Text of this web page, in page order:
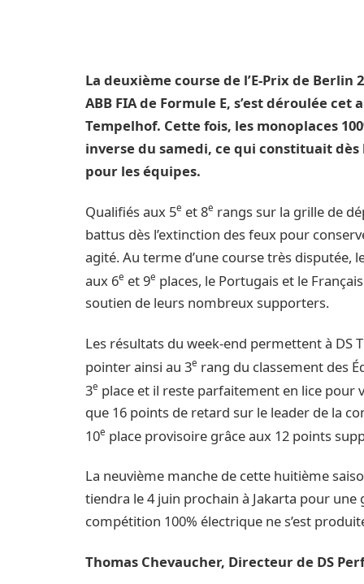
La deuxième course de l’E-Prix de
ABB FIA de Formule E, s’est déroulée
Tempelhof. Cette fois, les monoplaces
inverse du samedi, ce qui constituait
pour les équipes.
Qualifiés aux 5e et 8e rangs sur la grille de
battus dès l’extinction des feux pour
agité. Au terme d’une course très disputée,
aux 6e et 9e places, le Portugais et le
soutien de leurs nombreux supporters.
Les résultats du week-end permettent à DS
pointer ainsi au 3e rang du classement des
3e place et il reste parfaitement en lice pour
que 16 points de retard sur le leader de la
10e place provisoire grâce aux 12 points
La neuvième manche de cette huitième
tiendra le 4 juin prochain à Jakarta pour
compétition 100% électrique ne s’est
Thomas Chevaucher, Directeur de DS